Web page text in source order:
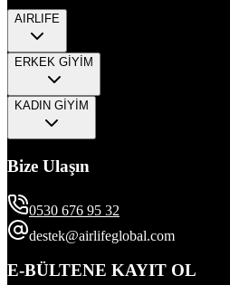
AIRLIFE
ERKEK GİYİM
KADIN GİYİM
Bize Ulaşın
0530 676 95 32
destek@airlifeglobal.com
E-BÜLTENE KAYIT OL